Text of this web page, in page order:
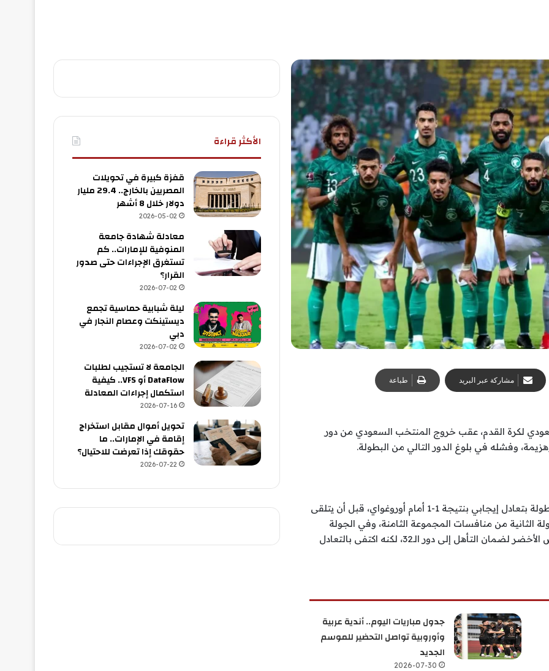
مشاركة عبر البريد طباعة
لكرة القدم، عقب خروج المنتخب السعودي من دور
وفشله في بلوغ الدور التالي من البطولة.
وكان المنتخب السعودي قد استهل مشواره في البطولة بتعادل إيجابي بنتيجة 1-1 أمام أوروغواي، قبل أن يتلقى
دون رد في الجولة الثانية من منافسات المجموعة الثامنة، وفي الجولة
الأخيرة، احتاج “الأخضر” إلى الفوز على منتخب الرأس الأخضر لضمان التأهل إلى دور الـ32، لكنه اكتفى بالتعادل
جدول مباريات اليوم.. أندية عربية
وأوروبية تواصل التحضير للموسم
الجديد
2026-07-30
الأكثر قراءة
قفزة كبيرة في تحويلات
المصريين بالخارج.. 29.4 مليار
دولار خلال 8 أشهر
2026-05-02
معادلة شهادة جامعة
المنوفية للإمارات.. كم
تستغرق الإجراءات حتى صدور
القرار؟
2026-07-02
ليلة شبابية حماسية تجمع
ديستينكت وعصام النجار في
دبي
2026-07-02
الجامعة لا تستجيب لطلبات
DataFlow أو VFS.. كيفية
استكمال إجراءات المعادلة
2026-07-16
تحويل أموال مقابل استخراج
إقامة في الإمارات.. ما
حقوقك إذا تعرضت للاحتيال؟
2026-07-22